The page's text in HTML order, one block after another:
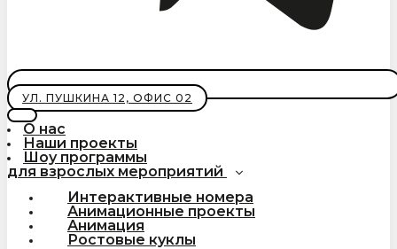
УЛ. ПУШКИНА 12, ОФИС 02
О нас
Наши проекты
Шоу программы
для взрослых мероприятий
Интерактивные номера
Анимационные проекты
Анимация
Ростовые куклы